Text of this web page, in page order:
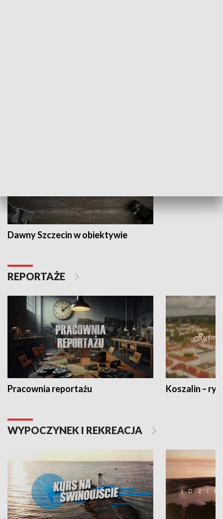
Dawny Szczecin w obiektywie
REPORTAŻE
Pracownia reportażu Koszalin –
WYPOCZYNEK I REKREACJA